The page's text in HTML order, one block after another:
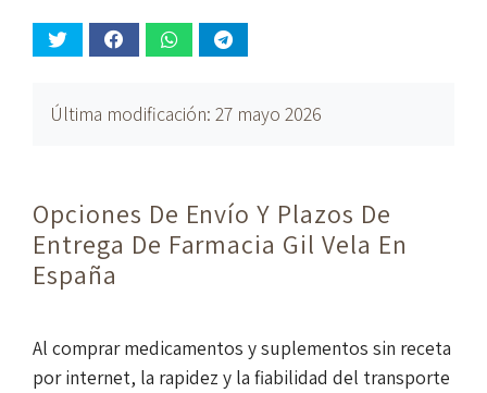
Última modificación: 27 mayo 2026
Opciones De Envío Y Plazos De
Entrega De Farmacia Gil Vela En
España
Al comprar medicamentos y suplementos sin receta
por internet, la rapidez y la fiabilidad del transporte